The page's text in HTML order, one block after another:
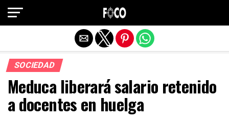
SOCIEDAD
Meduca liberará salario retenido
a docentes en huelga
Salir de la versión móvil